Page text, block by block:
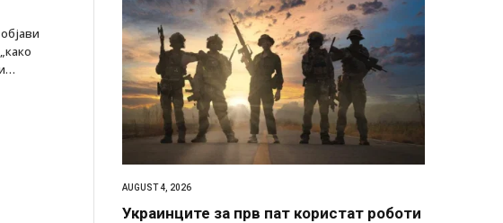
AUGUST 4, 2026
Украинците за прв пат користат роботи